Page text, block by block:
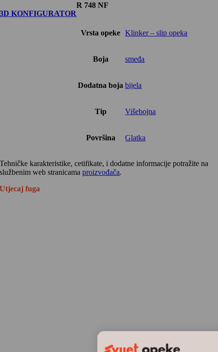
3D KONFIGURATOR
R 748 NF
Vrsta opeke Klinker – slip opeka
Boja smeđa
Dodatna boja bijela
Tip Višebojna
Površina Glatka
Tehničke karakteristike, cetifikate, i dodatne informacije potražite na
službenim web stranicamaproizvođača.
Utjecaj fuga